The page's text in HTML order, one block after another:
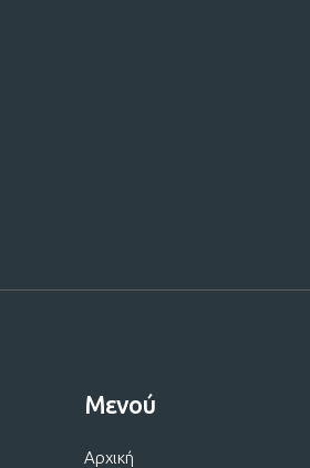
Μενού
Αρχική